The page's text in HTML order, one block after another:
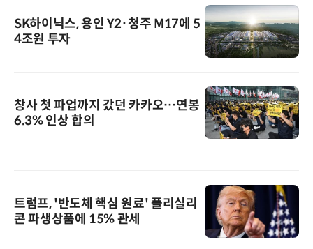
SK하이닉스, 용인 Y2·청주 M17에 5
4조원 투자
창사 첫 파업까지 갔던 카카오…연봉
6.3% 인상 합의
트럼프, '반도체 핵심 원료' 폴리실리
콘 파생상품에 15% 관세